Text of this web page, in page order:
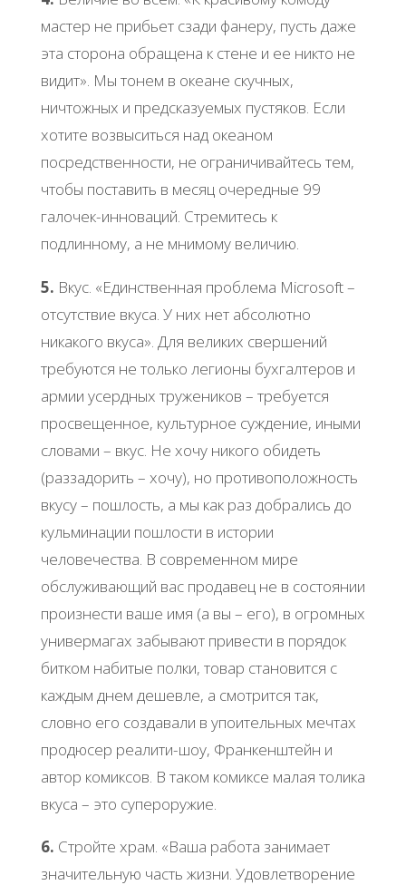
мастер не прибьет сзади фанеру, пусть даже
эта сторона обращена к стене и ее никто не
видит». Мы тонем в океане скучных,
ничтожных и предсказуемых пустяков. Если
хотите возвыситься над океаном
посредственности, не ограничивайтесь тем,
чтобы поставить в месяц очередные 99
галочек-инноваций. Стремитесь к
подлинному, а не мнимому величию.
5. Вкус. «Единственная проблема Microsoft –
отсутствие вкуса. У них нет абсолютно
никакого вкуса». Для великих свершений
требуются не только легионы бухгалтеров и
армии усердных тружеников – требуется
просвещенное, культурное суждение, иными
словами – вкус. Не хочу никого обидеть
(раззадорить – хочу), но противоположность
вкусу – пошлость, а мы как раз добрались до
кульминации пошлости в истории
человечества. В современном мире
обслуживающий вас продавец не в состоянии
произнести ваше имя (а вы – его), в огромных
универмагах забывают привести в порядок
битком набитые полки, товар становится с
каждым днем дешевле, а смотрится так,
словно его создавали в упоительных мечтах
продюсер реалити-шоу, Франкенштейн и
автор комиксов. В таком комиксе малая толика
вкуса – это супероружие.
6. Стройте храм. «Ваша работа занимает
значительную часть жизни. Удовлетворение